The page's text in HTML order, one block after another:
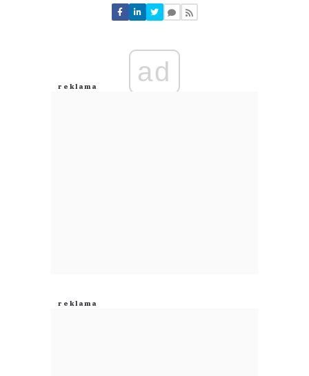
Nie znaleziono komentarzy
Zostaw swoje komentarze
Anuluj
ad